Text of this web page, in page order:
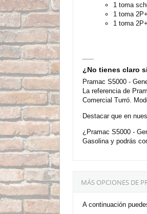
1 toma
1 toma
1 toma
¿No tienes claro
Pramac S5000 -
La referencia de
Comercial Turró.
Destacar que en
¿Pramac S5000 -
Gasolina y podrás
MÁS OPCIONES DE
A continuación